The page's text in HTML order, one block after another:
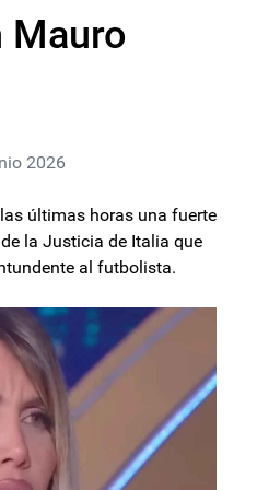
Mauro
2026
últimas horas una fuerte
la Justicia de Italia que
al futbolista.